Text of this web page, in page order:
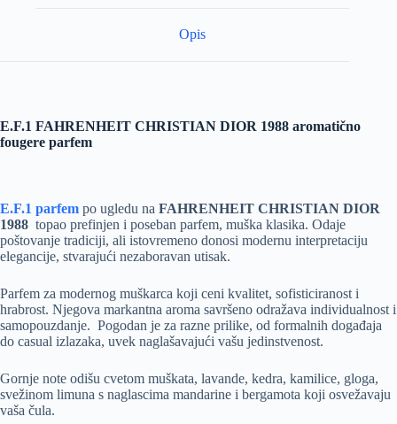
Opis
E.F.1 FAHRENHEIT CHRISTIAN DIOR 1988 aromatično
fougere parfem
E.F.1 parfem po ugledu na FAHRENHEIT CHRISTIAN DIOR
1988 topao prefinjen i poseban parfem, muška klasika. Odaje
poštovanje tradiciji, ali istovremeno donosi modernu interpretaciju
elegancije, stvarajući nezaboravan utisak.
Parfem za modernog muškarca koji ceni kvalitet, sofisticiranost i
hrabrost. Njegova markantna aroma savršeno odražava individualnost i
samopouzdanje. Pogodan je za razne prilike, od formalnih događaja
do casual izlazaka, uvek naglašavajući vašu jedinstvenost.
Gornje note odišu cvetom muškata, lavande, kedra, kamilice, gloga,
svežinom limuna s naglascima mandarine i bergamota koji osvežavaju
vaša čula.